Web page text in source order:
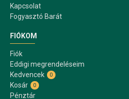
Kapcsolat
Fogyasztó Barát
FIÓKOM
Fiók
Eddigi megrendeléseim
Kedvencek
0
Kosár 0
Pénztár